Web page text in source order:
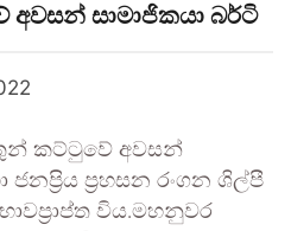
සාමාජිකයා බර්ටි
කට්ටුවේ අවසන්
ජනප්‍රිය ප්‍රහසන රංගන ශිල්පී
විය.මහනුවර